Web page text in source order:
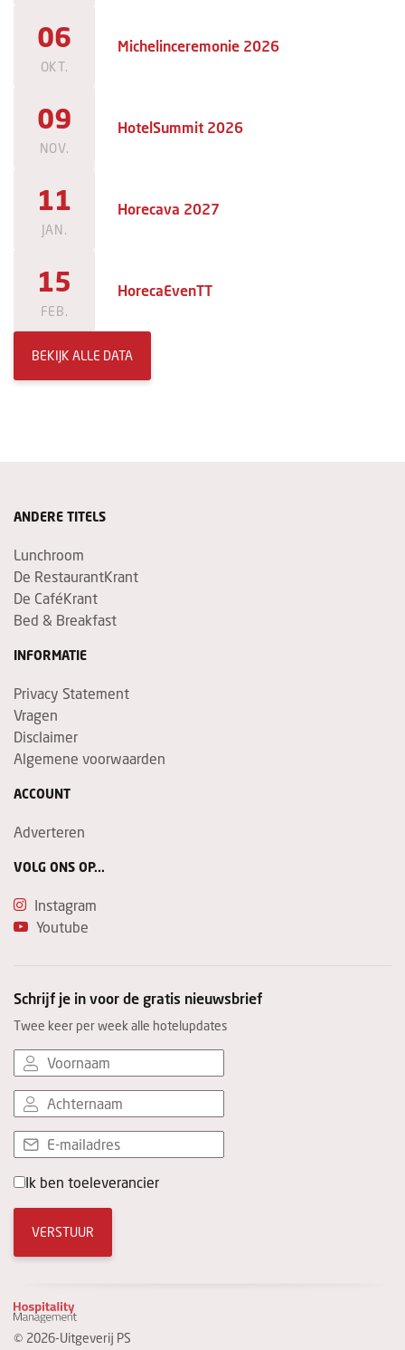
06
OKT.
Michelinceremonie 2026
09
NOV.
HotelSummit 2026
11
JAN.
Horecava 2027
15
FEB.
HorecaEvenTT
BEKIJK ALLE DATA
ANDERE TITELS
Lunchroom
De RestaurantKrant
De CaféKrant
Bed & Breakfast
INFORMATIE
Privacy Statement
Vragen
Disclaimer
Algemene voorwaarden
ACCOUNT
Adverteren
VOLG ONS OP...
Instagram
Youtube
Schrijf je in voor de gratis nieuwsbrief
Twee keer per week alle hotelupdates
Ik ben toeleverancier
VERSTUUR
© 2026-Uitgeverij PS